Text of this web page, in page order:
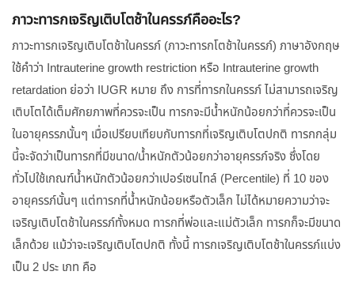
ภาวะทารกเจริญเติบโตช้าในครรภ์คืออะไร?
ภาวะทารกเจริญเติบโตช้าในครรภ์ (ภาวะทารกโตช้าในครรภ์) ภาษาอังกฤษ
ใช้คำว่า Intrauterine growth restriction หรือ Intrauterine growth
retardation ย่อว่า IUGR หมาย ถึง การที่ทารกในครรภ์ ไม่สามารถเจริญ
เติบโตได้เต็มศักยภาพที่ควรจะเป็น ทารกจะมีน้ำหนักน้อยกว่าที่ควรจะเป็น
ในอายุครรภนั้นๆ เมื่อเปรียบเทียบกับทารกที่เจริญเติบโตปกติ ทารกกลุ่ม
นี้จะจัดว่าเป็นทารกที่มีขนาด/น้ำหนักตัวน้อยกว่าอายุครรภ์จริง ซึ่งโดย
ทั่วไปใช้เกณฑ์น้ำหนักตัวน้อยกว่าเปอร์เซนไทล์ (Percentile) ที่ 10 ของ
อายุครรภ์นั้นๆ แต่ทารกที่น้ำหนักน้อยหรือตัวเล็ก ไม่ได้หมายความว่าจะ
เจริญเติบโตช้าในครรภ์ทั้งหมด ทารกที่พ่อและแม่ตัวเล็ก ทารกก็จะมีขนาด
เล็กด้วย แม้ว่าจะเจริญเติบโตปกติ ทั้งนี้ ทารกเจริญเติบโตช้าในครรภ์แบ่ง
เป็น 2 ประ เภท คือ